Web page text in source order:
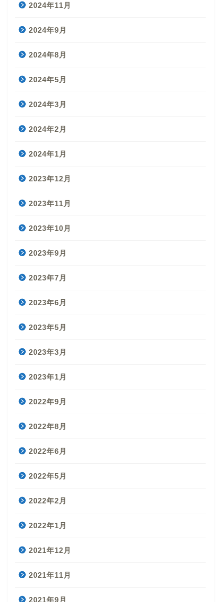
2024年11月
2024年9月
2024年8月
2024年5月
2024年3月
2024年2月
2024年1月
2023年12月
2023年11月
2023年10月
2023年9月
2023年7月
2023年6月
2023年5月
2023年3月
2023年1月
2022年9月
2022年8月
2022年6月
2022年5月
2022年2月
2022年1月
2021年12月
2021年11月
2021年9月